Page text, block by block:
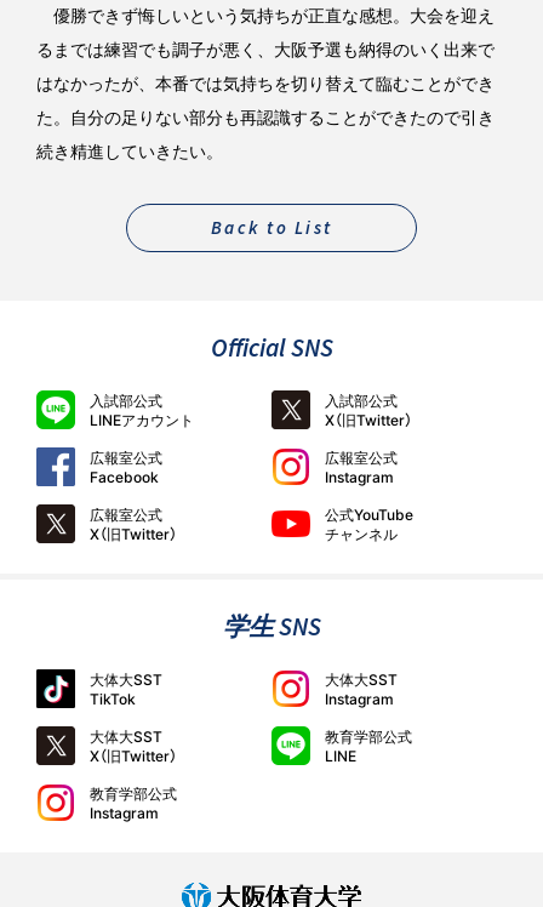
優勝できず悔しいという気持ちが正直な感想。大会を迎え
るまでは練習でも調子が悪く、大阪予選も納得のいく出来で
はなかったが、本番では気持ちを切り替えて臨むことができ
た。自分の足りない部分も再認識することができたので引き
続き精進していきたい。
Back to List
Official SNS
入試部公式
LINEアカウント
入試部公式
X（旧Twitter）
広報室公式
Facebook
広報室公式
Instagram
広報室公式
X（旧Twitter）
公式YouTube
チャンネル
学生 SNS
大体大SST
TikTok
大体大SST
Instagram
大体大SST
X（旧Twitter）
教育学部公式
LINE
教育学部公式
Instagram